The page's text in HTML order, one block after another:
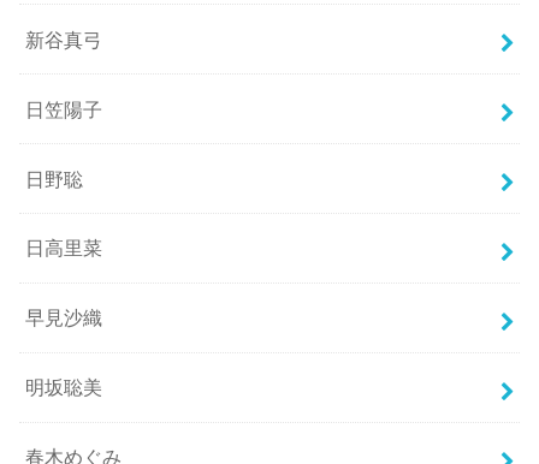
新谷真弓
日笠陽子
日野聡
日高里菜
早見沙織
明坂聡美
春木めぐみ